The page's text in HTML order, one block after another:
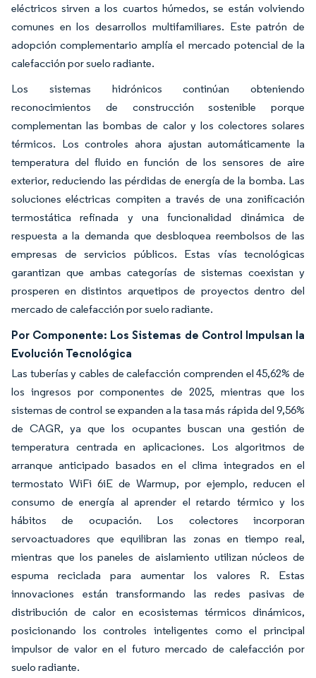
eléctricos sirven a los cuartos húmedos, se están volviendo
comunes en los desarrollos multifamiliares. Este patrón de
adopción complementario amplía el mercado potencial de la
calefacción por suelo radiante.
Los sistemas hidrónicos continúan obteniendo
reconocimientos de construcción sostenible porque
complementan las bombas de calor y los colectores solares
térmicos. Los controles ahora ajustan automáticamente la
temperatura del fluido en función de los sensores de aire
exterior, reduciendo las pérdidas de energía de la bomba. Las
soluciones eléctricas compiten a través de una zonificación
termostática refinada y una funcionalidad dinámica de
respuesta a la demanda que desbloquea reembolsos de las
empresas de servicios públicos. Estas vías tecnológicas
garantizan que ambas categorías de sistemas coexistan y
prosperen en distintos arquetipos de proyectos dentro del
mercado de calefacción por suelo radiante.
Por Componente: Los Sistemas de Control Impulsan la
Evolución Tecnológica
Las tuberías y cables de calefacción comprenden el 45,62% de
los ingresos por componentes de 2025, mientras que los
sistemas de control se expanden a la tasa más rápida del 9,56%
de CAGR, ya que los ocupantes buscan una gestión de
temperatura centrada en aplicaciones. Los algoritmos de
arranque anticipado basados en el clima integrados en el
termostato WiFi 6iE de Warmup, por ejemplo, reducen el
consumo de energía al aprender el retardo térmico y los
hábitos de ocupación. Los colectores incorporan
servoactuadores que equilibran las zonas en tiempo real,
mientras que los paneles de aislamiento utilizan núcleos de
espuma reciclada para aumentar los valores R. Estas
innovaciones están transformando las redes pasivas de
distribución de calor en ecosistemas térmicos dinámicos,
posicionando los controles inteligentes como el principal
impulsor de valor en el futuro mercado de calefacción por
suelo radiante.